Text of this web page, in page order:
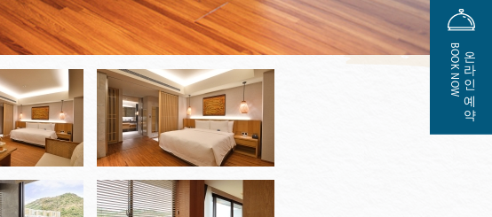
온라인 예약
BOOK NOW